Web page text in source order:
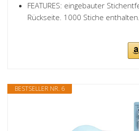
FEATURES: eingebauter
Rückseite. 1000 Stiche enthalten.
BESTSELLER NR. 6